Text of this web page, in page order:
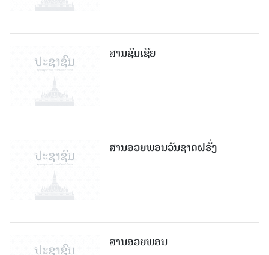
ສານຊົມເຊີຍ
ສານອວຍພອນວັນຊາດຝຣັ່ງ
ສານອວຍພອນ